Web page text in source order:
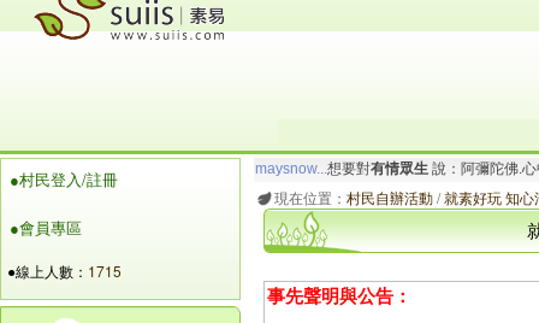
●村民登入/註冊
●會員專區
●線上人數： 1715
maysnow...想要對有情眾生 說：阿彌陀佛.
玲瓏虹想要對 有情眾生說：阿彌陀佛.心寬
現在位置： 村民自辦活動/就素好玩 知
事先聲明與公告：